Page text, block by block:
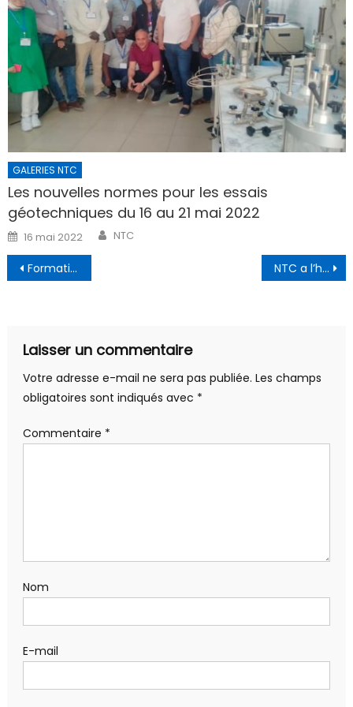
GALERIES NTC
Les nouvelles normes pour les essais
géotechniques du 16 au 21 mai 2022
Posted
on
16 mai 2022 Author
NTC
Navigation
de
Formation en PATHOLOGIE DES BATIMENTS NTC a l’honneur et le plaisir de parrainer et d’animer les JPO 2024 ENSTP – TCHAD
Laisser un commentaire
Votre adresse e-mail ne sera pas publiée. Les champs
obligatoires sont indiqués avec *
Commentaire *
Nom
E-mail